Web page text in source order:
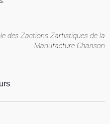
des Zactions Zartistiques de la
Manufacture Chanson